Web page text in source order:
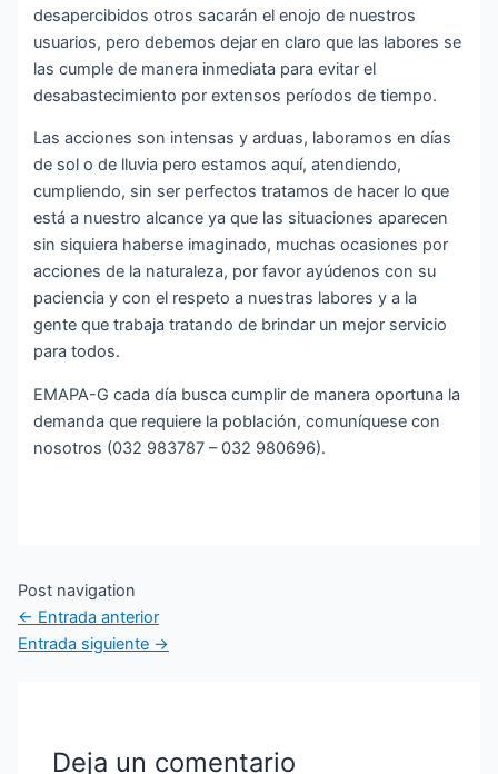
desapercibidos otros sacarán el enojo de nuestros
usuarios, pero debemos dejar en claro que las labores se
las cumple de manera inmediata para evitar el
desabastecimiento por extensos períodos de tiempo.
Las acciones son intensas y arduas, laboramos en días
de sol o de lluvia pero estamos aquí, atendiendo,
cumpliendo, sin ser perfectos tratamos de hacer lo que
está a nuestro alcance ya que las situaciones aparecen
sin siquiera haberse imaginado, muchas ocasiones por
acciones de la naturaleza, por favor ayúdenos con su
paciencia y con el respeto a nuestras labores y a la
gente que trabaja tratando de brindar un mejor servicio
para todos.
EMAPA-G cada día busca cumplir de manera oportuna la
demanda que requiere la población, comuníquese con
nosotros (032 983787 – 032 980696).
Post navigation
← Entrada anterior
Entrada siguiente →
Deja un comentario